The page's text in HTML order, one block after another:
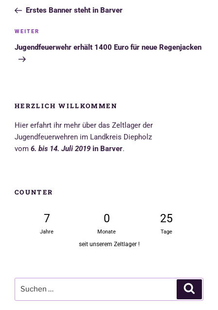
BeitragErstes Banner steht in Barver
Nächster
Beitrag
WEITER
Jugendfeuerwehr erhält 1400 Euro für neue Regenjacken
HERZLICH WILLKOMMEN
Hier erfahrt ihr mehr über das Zeltlager der
Jugendfeuerwehren im Landkreis Diepholz
vom 6. bis 14. Juli 2019 in Barver.
COUNTER
7
Jahre
0
Monate
25
Tage
seit unserem Zeltlager !
nach: